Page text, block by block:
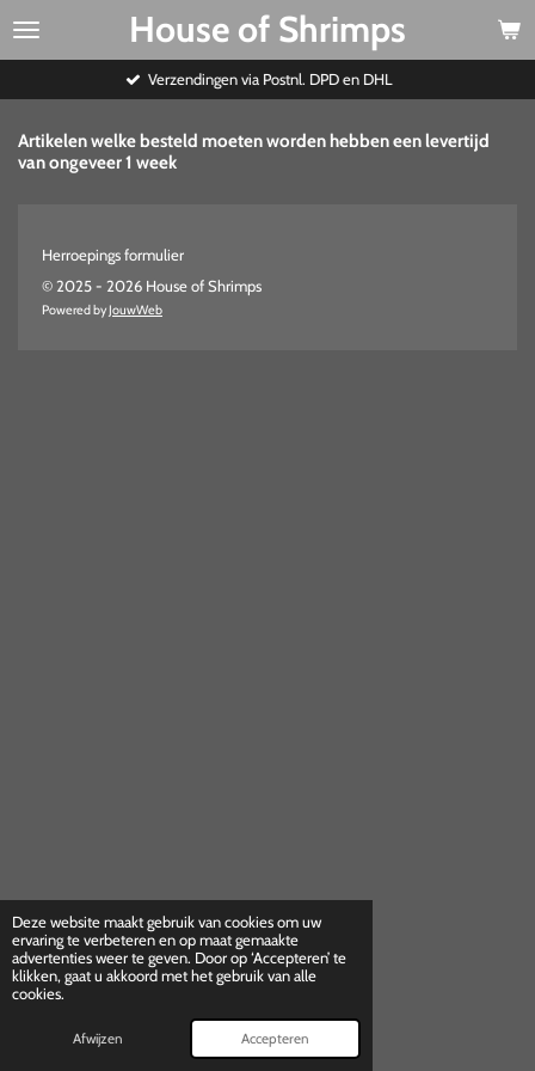
Deze website maakt gebruik van cookies om uw
ervaring te verbeteren en op maat gemaakte
advertenties weer te geven. Door op ‘Accepteren’ te
klikken, gaat u akkoord met het gebruik van alle
cookies.
Afwijzen Accepteren
Ga
House of Shrimps
Verzendingen via Postnl. DPD en DHL
Artikelen welke besteld moeten worden hebben een levertijd
van ongeveer 1 week
Herroepings formulier
© 2025 - 2026 House of Shrimps
Powered by JouwWeb